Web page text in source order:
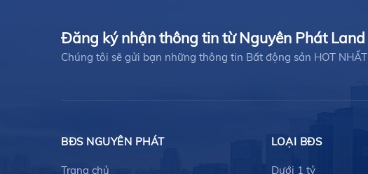
Đăng ký nhận thông tin từ Nguyên Phát Land
Chúng tôi sẽ gửi bạn những thông tin Bất động sản HOT NHẤT
BĐS NGUYÊN PHÁT
Trang chủ
LOẠI BĐS
Dưới 1 tỷ